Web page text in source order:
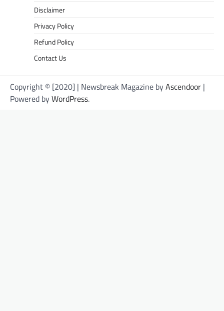
Disclaimer
Privacy Policy
Refund Policy
Contact Us
Copyright © [2020] | Newsbreak Magazine byAscendoor |
Powered byWordPress.